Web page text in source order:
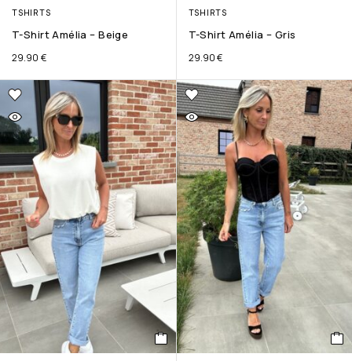
TSHIRTS
T-Shirt Amélia – Beige
29.90 €
TSHIRTS
T-Shirt Amélia – Gris
29.90€